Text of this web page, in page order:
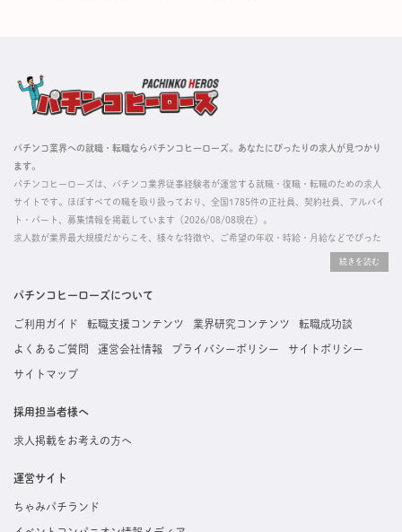
パチンコ業界への就職・転職ならパチンコヒーローズ。あなたにぴったりの求人が見つかり
ます。
パチンコヒーローズは、パチンコ業界従事経験者が運営する就職・復職・転職のための求人
サイトです。ほぼすべての職を取り扱っており、全国1785件の正社員、契約社員、アルバイ
ト・パート、募集情報を掲載しています（2026/08/08現在）。
求人数が業界最大規模だからこそ、様々な特徴や、ご希望の年収・時給・月給などでぴった
掲載している求人は、すべて契約法人様から寄せられた正規の求人情報です。応募いただい
た内容はすぐに直接事業所に届くためスムーズに転職・復職できます。
パチンコヒーローズについて
ご利用ガイド 転職支援コンテンツ 業界研究コンテンツ 転職成功談
よくあるご質問 運営会社情報 プライバシーポリシー サイトポリシー
サイトマップ
採用担当者様へ
求人掲載をお考えの方へ
運営サイト
ちゃみパチランド